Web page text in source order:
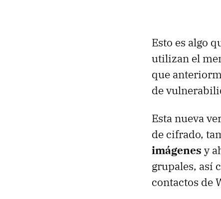
Esto es algo
utilizan el
que
de
Esta nueva
de cifrado,
imágenes y
grupales, así
contactos de